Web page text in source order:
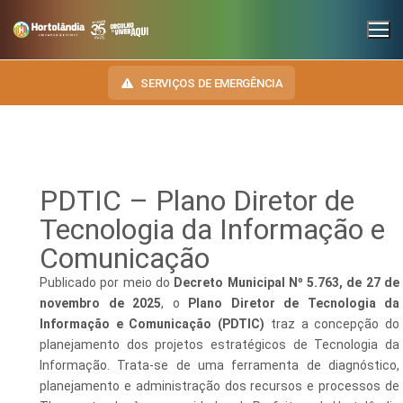
SERVIÇOS DE EMERGÊNCIA
SECRETARIAS
Administração e Gestão de Pessoal
Assuntos Jurídicos
Cultura
Desenvolvimento Econômico, Trabalho, Turismo e Inovação
Educação, Ciência e Tecnologia
NOSSA CIDADE
HINO, BRASÃO E BANDEIRA
Autoridades do Município
Downloads
Telefones Úteis
TRANSPARÊNCIA
E-SIC
OUVIDORIA
DIÁRIO OFICIAL
LEIS MUNICIPAIS
PDTIC – Plano Diretor de
Tecnologia da Informação e
Comunicação
Publicado por meio do Decreto Municipal Nº 5.763, de 27 de
novembro de 2025, o
Plano Diretor de Tecnologia da
Informação e Comunicação (PDTIC) traz a concepção do
planejamento dos projetos estratégicos de Tecnologia da
Informação. Trata-se de uma ferramenta de diagnóstico,
planejamento e administração dos recursos e processos de